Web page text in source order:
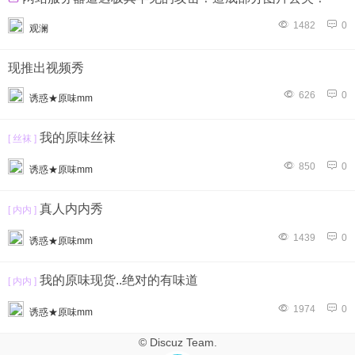
观澜 1482 0
现推出视频秀
诱惑★原味mm 626 0
[ 丝袜 ] 我的原味丝袜
诱惑★原味mm 850 0
[ 内内 ] 真人内内秀
诱惑★原味mm 1439 0
[ 内内 ] 我的原味现货..绝对的有味道
诱惑★原味mm 1974 0
© Discuz Team.